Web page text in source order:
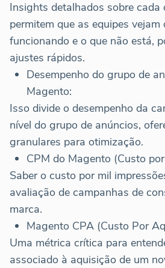
Insights detalhados sobre cada
permitem que as equipes vejam
funcionando e o que não está,
ajustes rápidos.
Desempenho do grupo de
Magento:
Isso divide o desempenho da
nível do grupo de anúncios,
granulares para otimização.
CPM do Magento (Custo
Saber o custo por mil
avaliação de campanhas de
marca.
Magento CPA (Custo Por
Uma métrica crítica para
associado à aquisição de um